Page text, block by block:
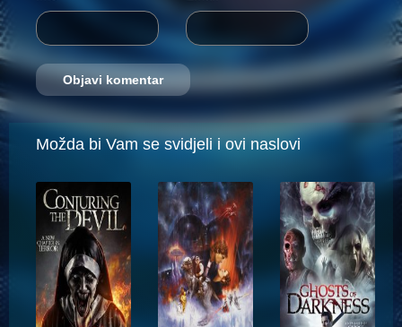
Možda bi Vam se svidjeli i ovi naslovi